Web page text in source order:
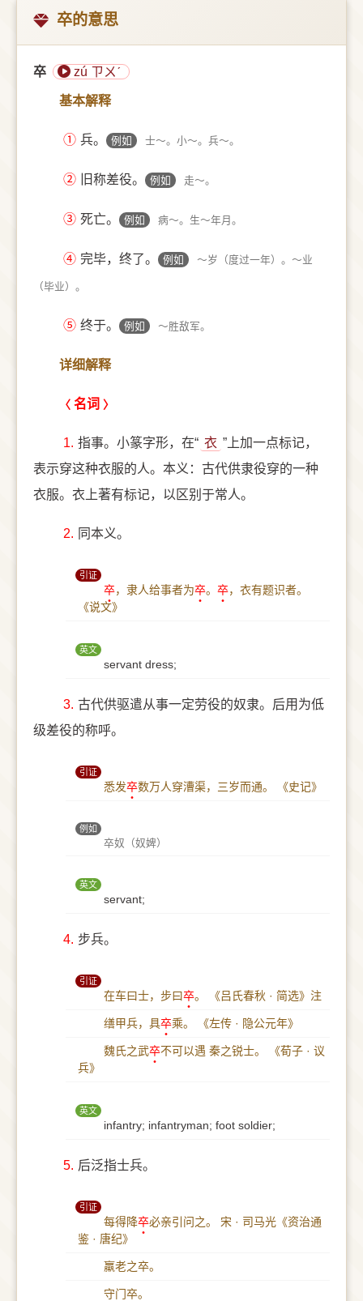
卒的意思
卒 zú ㄗㄨˊ
基本解释
① 兵。 例如 士～。小～。兵～。
② 旧称差役。 例如 走～。
③ 死亡。 例如 病～。生～年月。
④ 完毕，终了。 例如 ～岁（度过一年）。～业
（毕业）。
⑤ 终于。 例如 ～胜敌军。
详细解释
名词
1. 指事。小篆字形，在“ 衣 ”上加一点标记，
表示穿这种衣服的人。本义：古代供隶役穿的一种
衣服。衣上著有标记，以区别于常人。
2. 同本义。
引证
卒，隶人给事者为卒。 卒，衣有题识者。
《说文》
英文
servant dress;
3. 古代供驱遣从事一定劳役的奴隶。后用为低
级差役的称呼。
引证
悉发卒数万人穿漕渠，三岁而通。 《史记》
例如
卒奴（奴婢）
英文
servant;
4. 步兵。
引证
在车曰士，步曰卒。 《吕氏春秋 · 简选》注
缮甲兵，具卒乘。 《左传 · 隐公元年》
魏氏之武卒不可以遇 秦之锐士。
《荀子 · 议
兵》
英文
infantry; infantryman; foot soldier;
5. 后泛指士兵。
引证
每得降卒必亲引问之。 宋 · 司马光《资治通
鉴 · 唐纪》
羸老之卒。
守门卒。